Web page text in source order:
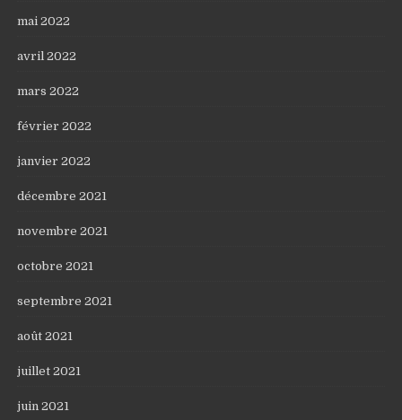
mai 2022
avril 2022
mars 2022
février 2022
janvier 2022
décembre 2021
novembre 2021
octobre 2021
septembre 2021
août 2021
juillet 2021
juin 2021